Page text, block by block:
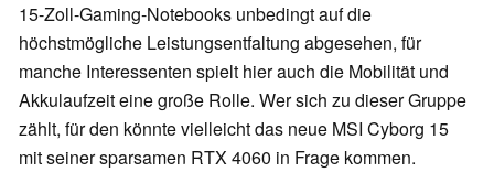
15-Zoll-Gaming-Notebooks unbedingt auf die
höchstmögliche Leistungsentfaltung abgesehen, für
manche Interessenten spielt hier auch die Mobilität und
Akkulaufzeit eine große Rolle. Wer sich zu dieser Gruppe
zählt, für den könnte vielleicht das neue MSI Cyborg 15
mit seiner sparsamen RTX 4060 in Frage kommen.